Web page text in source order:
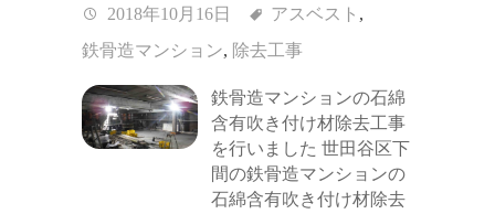
2018年10月16日 アスベスト ,
鉄骨造マンション, 除去工事
鉄骨造マンションの石綿
含有吹き付け材除去工事
を行いました 世田谷区下
間の鉄骨造マンションの
石綿含有吹き付け材除去